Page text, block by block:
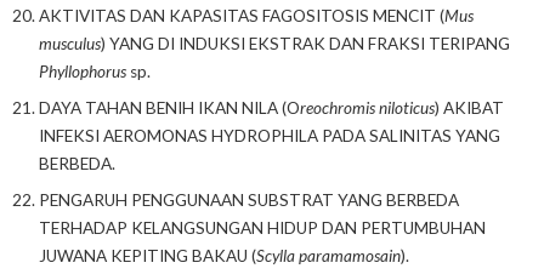
AKTIVITAS DAN KAPASITAS FAGOSITOSIS MENCIT (Mus
musculus) YANG DI INDUKSI EKSTRAK DAN FRAKSI TERIPANG
Phyllophorus sp.
DAYA TAHAN BENIH IKAN NILA (Oreochromis niloticus) AKIBAT
INFEKSI AEROMONAS HYDROPHILA PADA SALINITAS YANG
BERBEDA.
PENGARUH PENGGUNAAN SUBSTRAT YANG BERBEDA
TERHADAP KELANGSUNGAN HIDUP DAN PERTUMBUHAN
JUWANA KEPITING BAKAU (Scylla paramamosain).